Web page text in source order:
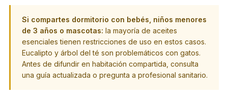
Si compartes dormitorio con bebés, niños menores
de 3 años o mascotas: la mayoría de aceites
esenciales tienen restricciones de uso en estos casos.
Eucalipto y árbol del té son problemáticos con gatos.
Antes de difundir en habitación compartida, consulta
una guía actualizada o pregunta a profesional sanitario.